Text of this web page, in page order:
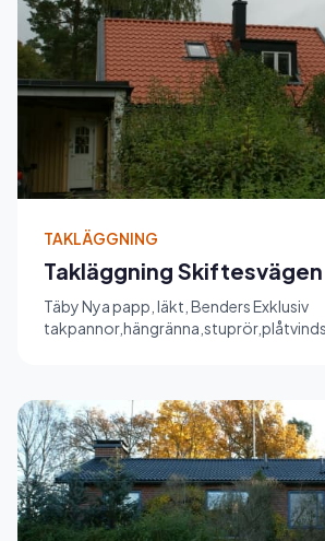
TAKLÄGGNING
Takläggning Skiftesvägen
Täby Nya papp, läkt, Benders Exklusiv